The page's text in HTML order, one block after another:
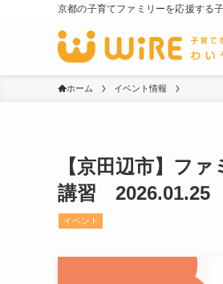
京都の子育てファミリーを応援する
ホーム イベント情報
【京田辺市】フ
講習 2026.01.25
イベント